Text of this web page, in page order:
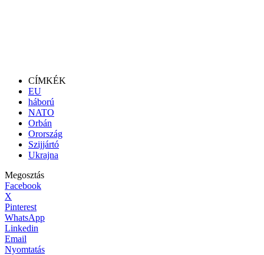
CÍMKÉK
EU
háború
NATO
Orbán
Orország
Szijjártó
Ukrajna
Megosztás
Facebook
X
Pinterest
WhatsApp
Linkedin
Email
Nyomtatás